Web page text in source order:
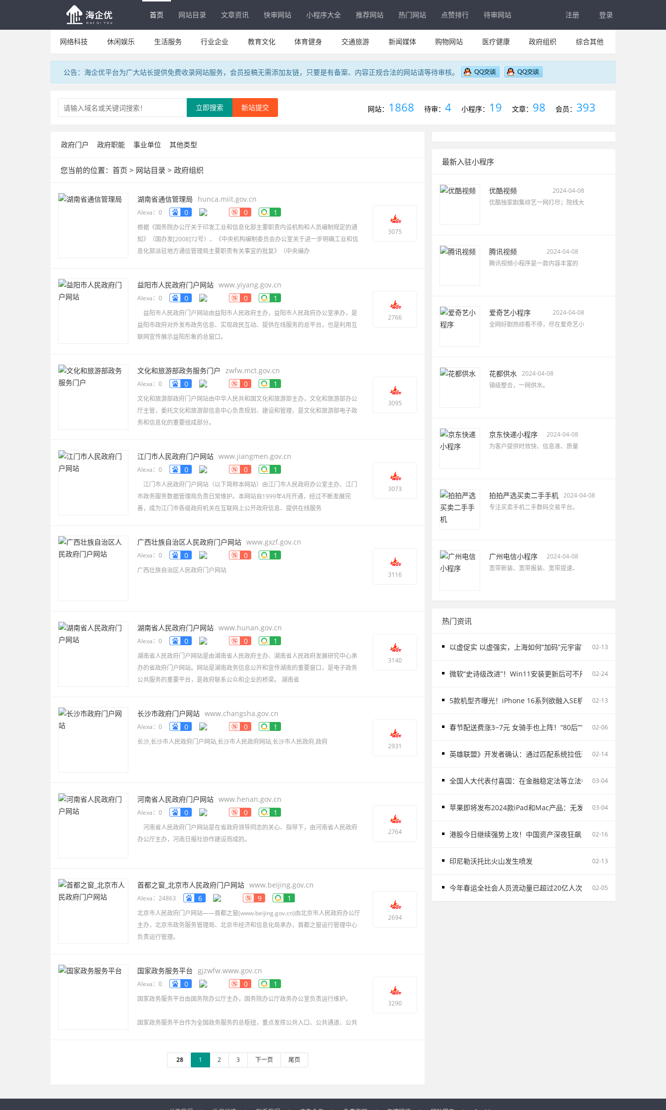
首页 网站目录 文章资讯 快审网站 小程序大全 推荐网站 热门网站 点赞排行 待审网站 注册 登录
网络科技 休闲娱乐 生活服务 行业企业 教育文化 体育健身 交通旅游 新闻媒体 购物网站 医疗健康 政府组织 综合其他
公告：海企优平台为广大站长提供免费收录网站服务，会员投稿无需添加友链，只要是有备案、内容正规合法的网站请等待审核。
新站提交
立即搜索 网站： 1868 待审： 4 小程序： 19 文章： 98 会员： 393
政府门户 政府职能 事业单位 其他类型
您当前的位置： 首页 > 网站目录 > 政府组织
湖南省通信管理局 hunca.miit.gov.cn
Alexa：0 0 0 1
根据《国务院办公厅关于印发工业和信息化部主要职责内设机构和人员编制规定的通
知》（国办发[2008]72号）、《中央机构编制委员会办公室关于进一步明确工业和信
息化部派驻地方通信管理局主要职责有关事宜的批复》（中央编办
3075
益阳市人民政府门户网站 www.yiyang.gov.cn
Alexa：0 0 0 1
益阳市人民政府门户网站由益阳市人民政府主办，益阳市人民政府办公室承办，是
益阳市政府对外发布政务信息、实现政民互动、提供在线服务的总平台，也是利用互
联网宣传展示益阳形象的总窗口。
2766
文化和旅游部政务服务门户 zwfw.mct.gov.cn
Alexa：0 0 0 1
文化和旅游部政府门户网站由中华人民共和国文化和旅游部主办，文化和旅游部办公
厅主管，委托文化和旅游部信息中心负责规划、建设和管理，是文化和旅游部电子政
务和信息化的重要组成部分。
3095
江门市人民政府门户网站 www.jiangmen.gov.cn
Alexa：0 0 0 1
江门市人民政府门户网站（以下简称本网站）由江门市人民政府办公室主办、江门
市政务服务数据管理局负责日常维护。本网站自1999年4月开通，经过不断发展完
善，成为江门市各级政府机关在互联网上公开政府信息、提供在线服务
3073
广西壮族自治区人民政府门户网站 www.gxzf.gov.cn
Alexa：0 0 0 1
广西壮族自治区人民政府门户网站
3116
湖南省人民政府门户网站 www.hunan.gov.cn
Alexa：0 0 0 1
湖南省人民政府门户网站是由湖南省人民政府主办、湖南省人民政府发展研究中心承
办的省政府门户网站。网站是湖南政务信息公开和宣传湖南的重要窗口，是电子政务
公共服务的重要平台，是政府联系公众和企业的桥梁。 湖南省
3140
长沙市政府门户网站 www.changsha.gov.cn
Alexa：0 0 0 1
长沙,长沙市人民政府门户网站,长沙市人民政府网站,长沙市人民政府,政府
2931
河南省人民政府门户网站 www.henan.gov.cn
Alexa：0 0 0 1
河南省人民政府门户网站是在省政府领导同志的关心、指导下，由河南省人民政府
办公厅主办，河南日报社协作建设而成的。
2764
首都之窗_北京市人民政府门户网站 www.beijing.gov.cn
Alexa：24863 6 9 1
北京市人民政府门户网站——首都之窗(www.beijing.gov.cn)由北京市人民政府办公厅
主办，北京市政务服务管理局、北京市经济和信息化局承办，首都之窗运行管理中心
负责运行管理。
2694
国家政务服务平台 gjzwfw.www.gov.cn
Alexa：0 0 0 1
国家政务服务平台由国务院办公厅主办，国务院办公厅政务办公室负责运行维护。
国家政务服务平台作为全国政务服务的总枢纽，重点发挥公共入口、公共通道、公共
3290
28 1 2 3 下一页 尾页
最新入驻小程序
优酷视频
2024-04-08
优酷独家剧集综艺一网打尽；院线大
腾讯视频
2024-04-08
腾讯视频小程序是一款内容丰富的
爱奇艺小程序
2024-04-08
全网好剧热综看不停，尽在爱奇艺小
花都供水 2024-04-08
镇级整合，一网供水。
京东快递小程序
2024-04-08
为客户提供时效快、信息准、质量
拍拍严选买卖二手手机 2024-04-08
专注买卖手机二手数码交易平台。
广州电信小程序
2024-04-08
宽带新装、宽带报装、宽带提速、
热门资讯
以虚促实 以虚强实，上海如何“加码”元宇宙？ 02-13
微软“史诗级改进”！Win11安装更新后可不用重启电脑
02-24
5款机型齐曝光！iPhone 16系列欲融入SE机型：续航激增、8G内存、
02-13
春节配送费涨3−7元 女骑手也上阵！“80后”“90后”成配送主力
02-06
英雄联盟》开发者确认：通过匹配系统拉低玩家胜率并不存在
02-14
全国人大代表付喜国：在金融稳定法等立法中完善存款保险制度
03-04
苹果即将发布2024款iPad和Mac产品：无发布会直接上市
03-04
港股今日继续强势上攻！中国资产深夜狂飙 02-16
印尼勒沃托比火山发生喷发 02-13
今年春运全社会人员流动量已超过20亿人次 02-05